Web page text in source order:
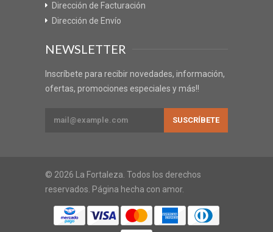
Dirección de Facturación
Dirección de Envío
NEWSLETTER
Inscríbete para recibir novedades, información,
ofertas, promociones especiales y más!!
© 2026 La Fortaleza. Todos los derechos
reservados. Página hecha con amor.